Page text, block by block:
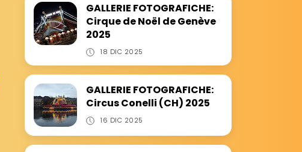
GALLERIE FOTOGRAFICHE:
Cirque de Noël de Genève
2025
18 DIC 2025
GALLERIE FOTOGRAFICHE:
Circus Conelli (CH) 2025
16 DIC 2025